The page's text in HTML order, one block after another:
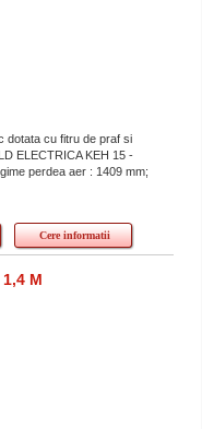
dotata cu fitru de praf si
ELECTRICA KEH 15 -
perdea aer : 1409 mm;
Cere informatii
1,4 M